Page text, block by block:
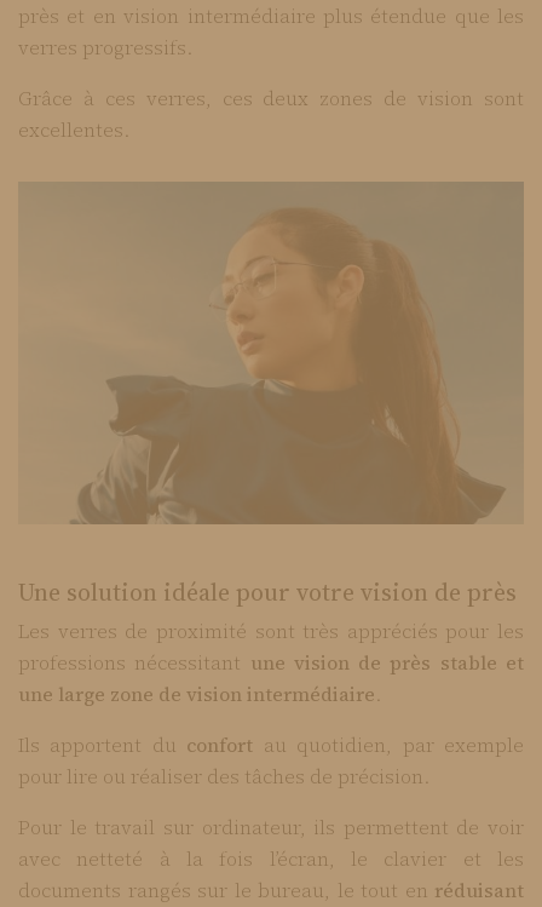
près et en vision intermédiaire plus étendue que les
verres progressifs.
Grâce à ces verres, ces deux zones de vision sont
excellentes.
Une solution idéale pour votre vision de près
Les verres de proximité sont très appréciés pour les
professions nécessitant une vision de près stable et
une large zone de vision intermédiaire.
Ils apportent du confort au quotidien, par exemple
pour lire ou réaliser des tâches de précision.
Pour le travail sur ordinateur, ils permettent de voir
avec netteté à la fois l’écran, le clavier et les
documents rangés sur le bureau, le tout en réduisant